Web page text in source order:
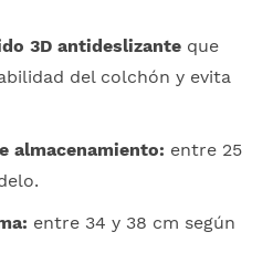
3D antideslizante que
del colchón y evita
almacenamiento: entre 25
entre 34 y 38 cm según